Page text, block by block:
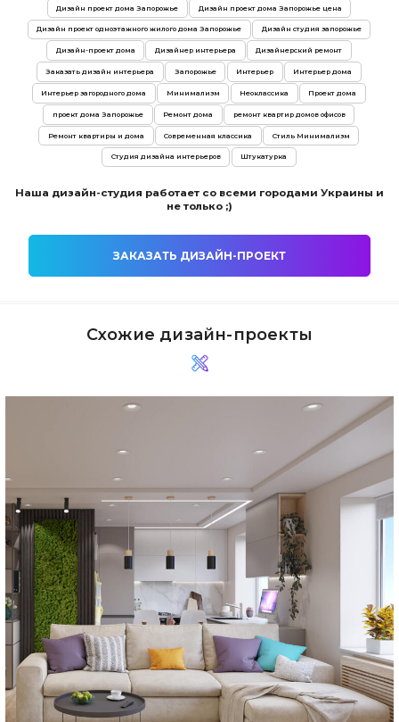
Дизайн проект дома Запорожье Дизайн проект дома Запорожье цена
Дизайн проект одноэтажного жилого дома Запорожье Дизайн студия запорожье
Дизайн-проект дома Дизайнер интерьера Дизайнерский ремонт
Заказать дизайн интерьера Запорожье Интерьер Интерьер дома
Интерьер загородного дома Минимализм Неоклассика Проект дома
проект дома Запорожье Ремонт дома ремонт квартир домов офисов
Ремонт квартиры и дома Современная классика Стиль Минимализм
Студия дизайна интерьеров Штукатурка
Наша дизайн-студия работает со всеми городами Украины и
не только ;)
ЗАКАЗАТЬ ДИЗАЙН-ПРОЕКТ
Схожие дизайн-проекты